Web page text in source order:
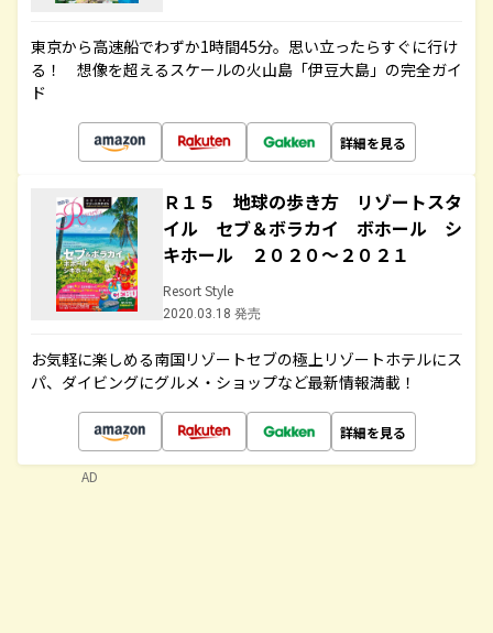
東京から高速船でわずか1時間45分。思い立ったらすぐに行け
る！ 想像を超えるスケールの火山島「伊豆大島」の完全ガイ
ド
詳細を見る
Ｒ１５ 地球の歩き方 リゾートスタ
イル セブ＆ボラカイ ボホール シ
キホール ２０２０～２０２１
Resort Style
2020.03.18 発売
お気軽に楽しめる南国リゾートセブの極上リゾートホテルにス
パ、ダイビングにグルメ・ショップなど最新情報満載！
詳細を見る
AD